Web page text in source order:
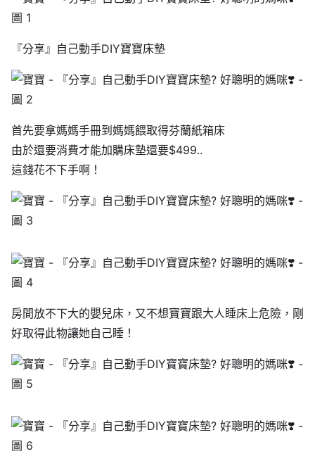
『分享』自己動手DIY寶寶床墊
首先要拿媽媽手冊到媽媽餵取得芬蘭紙箱床
由於還要消費才能加購床墊還要$499..
這錢花不下手啊！
房間放不下大的嬰兒床，又不想寶寶跟大人睡床上危險，剛
好取得此物讓她自己睡！